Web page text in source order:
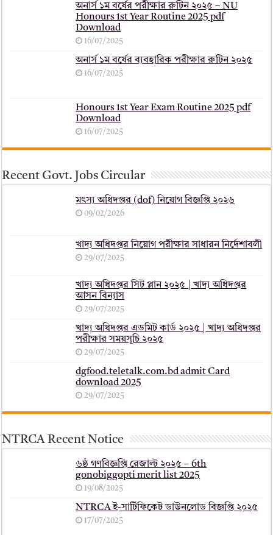
অনার্স ১ম বর্ষের পরীক্ষার রুটিন ২০২৫ – NU
Honours 1st Year Routine 2025 pdf
Download
16/07/2025
অনার্স ১ম বর্ষের ব্যবহারিক পরীক্ষার ‍রুটিন ২০২৫
16/07/2025
Honours 1st Year Exam Routine 2025 pdf
Download
16/07/2025
Recent Govt. Jobs Circular
মৎস্য অধিদপ্তর (dof) নিয়োগ বিজ্ঞপ্তি ২০২৬
09/02/2026
খাদ্য অধিদপ্তর নিয়োগ পরীক্ষার সাধারন নির্দেশাবলী
29/07/2025
খাদ্য অধিদপ্তর সিট প্লান ২০২৫ | খাদ্য অধিদপ্তর
আসন বিন্যাস
29/07/2025
খাদ্য অধিদপ্তর এডমিট কার্ড ২০২৫ | খাদ্য অধিদপ্তর
পরীক্ষার সময়সূচি ২০২৫
29/07/2025
dgfood.teletalk.com.bd admit Card
download 2025
29/07/2025
NTRCA Recent Notice
৬ষ্ঠ গণবিজ্ঞপ্তি রেজাল্ট ২০২৫ – 6th
gonobiggopti merit list 2025
19/08/2025
NTRCA ই-সার্টিফিকেট ডাউনলোড বিজ্ঞপ্তি ২০২৫
17/07/2025